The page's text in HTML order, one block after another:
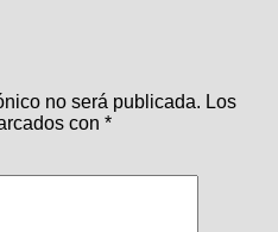
no será publicada. Los
con *